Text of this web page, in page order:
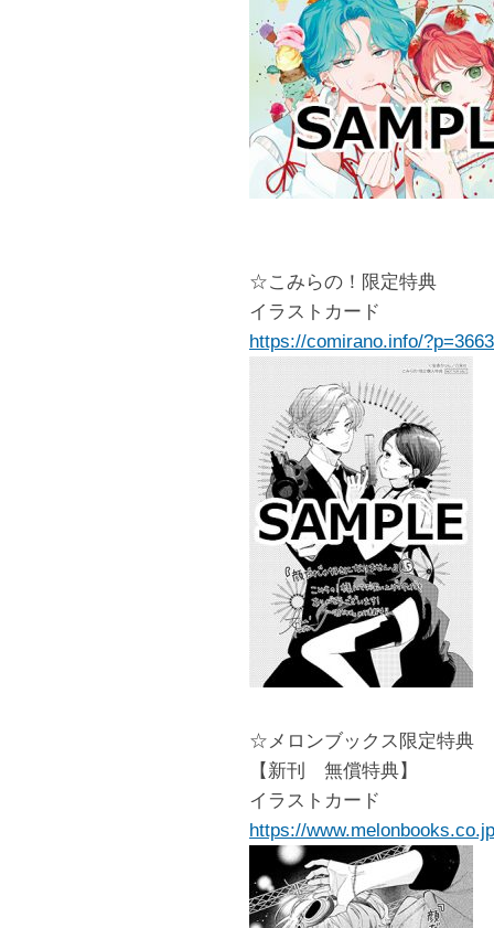
☆こみらの！限定特典
イラストカード
https://comirano.info/
☆メロンブックス限定特典
【新刊 無償特典】
イラストカード
https://